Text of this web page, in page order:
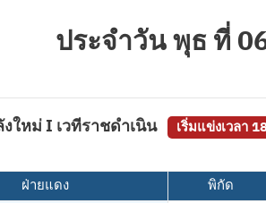
ประจำวัน พุธ ที่
ใหม่ I เวทีราชดำเนิน เริ่มแข่งเวลา
ฝ่ายแดง พิกัด